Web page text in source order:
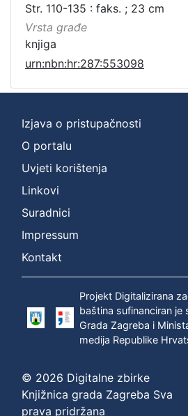
Str. 110-135 : faks. ; 23 cm
Vrsta građe
knjiga
urn:nbn:hr:287:553098
Izjava o pristupačnosti
O portalu
Uvjeti korištenja
Linkovi
Suradnici
Impressum
Kontakt
Projekt Digitalizirana
baština sufinanciran je
Grada Zagreba i
medija Republike
© 2026 Digitalne zbirke
Knjižnica grada Zagreba Sva
prava pridržana